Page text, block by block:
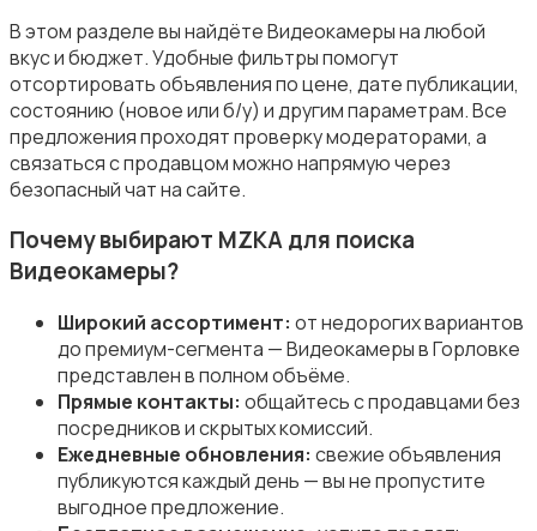
В этом разделе вы найдёте Видеокамеры на любой
вкус и бюджет. Удобные фильтры помогут
отсортировать объявления по цене, дате публикации,
состоянию (новое или б/у) и другим параметрам. Все
предложения проходят проверку модераторами, а
связаться с продавцом можно напрямую через
безопасный чат на сайте.
Почему выбирают MZKA для поиска
Видеокамеры?
Широкий ассортимент: от недорогих вариантов
до премиум-сегмента — Видеокамеры в Горловке
представлен в полном объёме.
Прямые контакты: общайтесь с продавцами без
посредников и скрытых комиссий.
Ежедневные обновления: свежие объявления
публикуются каждый день — вы не пропустите
выгодное предложение.